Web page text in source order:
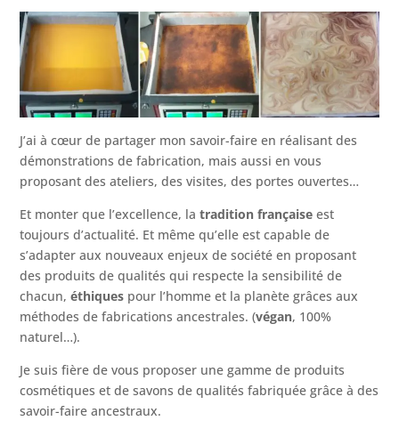
J’ai à cœur de partager mon savoir-faire en réalisant des
démonstrations de fabrication, mais aussi en vous
proposant des ateliers, des visites, des portes ouvertes…
Et monter que l’excellence, latradition française est
toujours d’actualité. Et même qu’elle est capable de
s’adapter aux nouveaux enjeux de société en proposant
des produits de qualités qui respecte la sensibilité de
chacun,éthiques pour l’homme et la planète grâces aux
méthodes de fabrications ancestrales. (végan, 100%
naturel…).
Je suis fière de vous proposer une gamme de produits
cosmétiques et de savons de qualités fabriquée grâce à des
savoir-faire ancestraux.